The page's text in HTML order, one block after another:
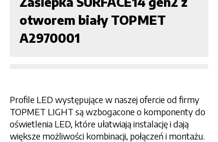
otworem biały TOPMET
A2970001
Profile LED występujące w naszej ofercie od firmy
TOPMET LIGHT są wzbogacone o komponenty do
oświetlenia LED, które ułatwiają instalację i dają
większe możliwości kombinacji, połączeń i montażu.